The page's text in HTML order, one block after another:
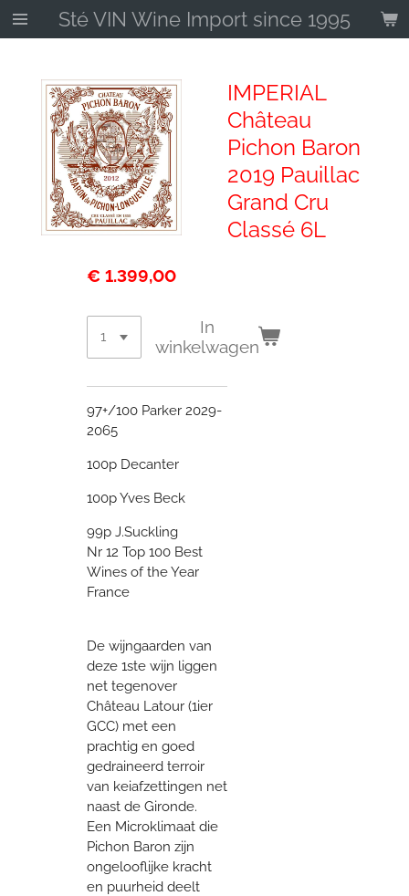
Ga
direct
hoofdinhoud
Sté VIN Wine Import since 1995
IMPERIAL
Château
Pichon Baron
2019 Pauillac
Grand Cru
Classé 6L
€ 1.399,00
In
winkelwagen
97+/100 Parker 2029-
2065
100p Decanter
100p Yves Beck
99p J.Suckling
Nr 12 Top 100 Best
Wines of the Year
France
De wijngaarden van
deze 1ste wijn liggen
net tegenover
Château Latour (1ier
GCC) met een
prachtig en goed
gedraineerd terroir
van keiafzettingen net
naast de Gironde.
Een Microklimaat die
Pichon Baron zijn
ongelooflijke kracht
en puurheid deelt